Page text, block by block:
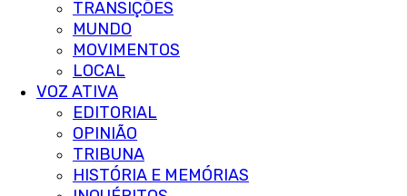
TRANSIÇÕES
MUNDO
MOVIMENTOS
LOCAL
VOZ ATIVA
EDITORIAL
OPINIÃO
TRIBUNA
HISTÓRIA E MEMÓRIAS